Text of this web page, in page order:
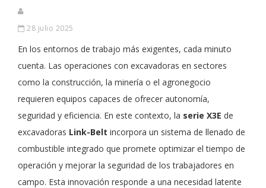
28 julio 2025
En los entornos de trabajo más exigentes, cada minuto
cuenta. Las operaciones con excavadoras en sectores
como la construcción, la minería o el agronegocio
requieren equipos capaces de ofrecer autonomía,
seguridad y eficiencia. En este contexto, la serie X3E de
excavadoras Link-Belt incorpora un sistema de llenado de
combustible integrado que promete optimizar el tiempo de
operación y mejorar la seguridad de los trabajadores en
campo. Esta innovación responde a una necesidad latente